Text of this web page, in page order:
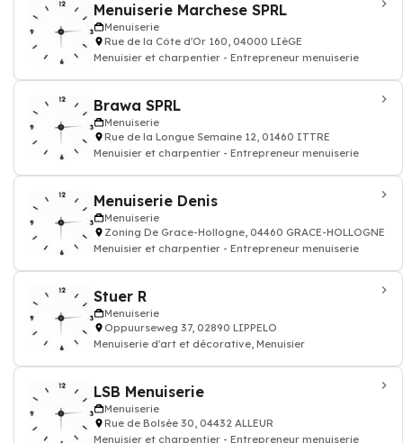
Menuiserie Marchese SPRL
Menuiserie
Rue de la Côte d'Or 160, 04000 LIèGE
Menuisier et charpentier - Entrepreneur menuiserie
Brawa SPRL
Menuiserie
Rue de la Longue Semaine 12, 01460 ITTRE
Menuisier et charpentier - Entrepreneur menuiserie
Menuiserie Denis
Menuiserie
Zoning De Grace-Hollogne, 04460 GRACE-HOLLOGNE
Menuisier et charpentier - Entrepreneur menuiserie
Stuer R
Menuiserie
Oppuurseweg 37, 02890 LIPPELO
Menuiserie d'art et décorative, Menuisier
LSB Menuiserie
Menuiserie
Rue de Bolsée 30, 04432 ALLEUR
Menuisier et charpentier - Entrepreneur menuiserie